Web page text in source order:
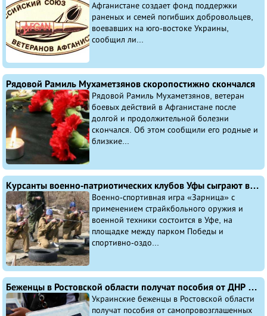
Афганистане создает фонд поддержки
раненых и семей погибших добровольцев,
воевавших на юго-востоке Украины,
сообщил ли...
Рядовой Рамиль Мухаметзянов скоропостижно скончался
Рядовой Рамиль Мухаметзянов, ветеран
боевых действий в Афганистане после
долгой и продолжительной болезни
скончался. Об этом сообщили его родные и
близкие...
Курсанты военно-патриотических клубов Уфы сыграют в "Зарницу"
Военно-спортивная игра «Зарница» с
применением страйкбольного оружия и
военной техники состоится в Уфе, на
площадке между парком Победы и
спортивно-оздо...
Беженцы в Ростовской области получат пособия от ДНР и ЛНР
Украинские беженцы в Ростовской области
получат пособия от самопровозглашенных